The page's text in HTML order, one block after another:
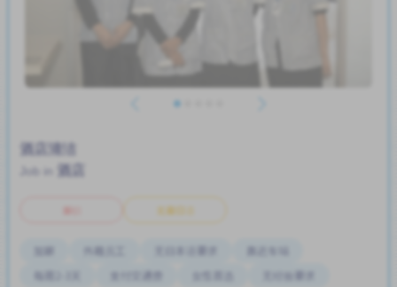
兼职 无需日语
加薪 外籍员工 无日本语要求
靠近车站
每周2-3天
支付交通费
无经验要求